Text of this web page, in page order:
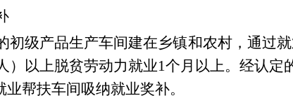
初级产品生产车间建在乡镇和农村，通过
）以上脱贫劳动力就业1个月以上。经认定
业帮扶车间吸纳就业奖补。